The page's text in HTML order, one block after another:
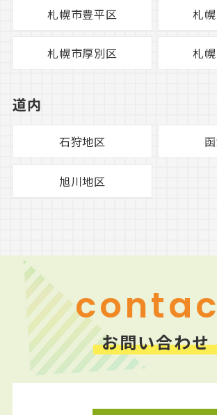
札幌市豊平区 札
札幌市厚別区 札
道内
石狩地区
旭川地区
お問い合わせ